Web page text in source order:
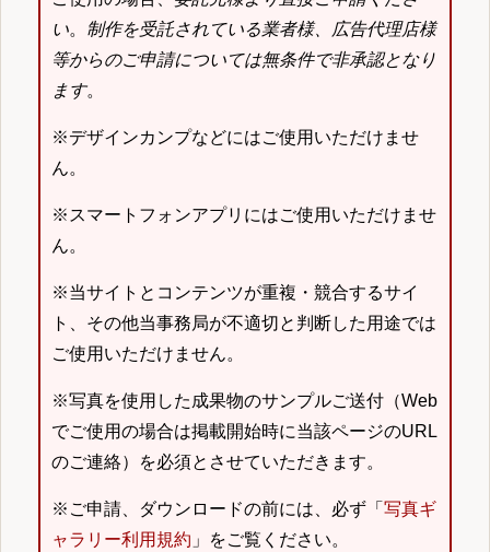
い。 制作を受託されている業者様、広告代理店様
等からのご申請については無条件で非承認となり
ます。
※デザインカンプなどにはご使用いただけませ
ん。
※スマートフォンアプリにはご使用いただけませ
ん。
※当サイトとコンテンツが重複・競合するサイ
ト、その他当事務局が不適切と判断した用途では
ご使用いただけません。
※写真を使用した成果物のサンプルご送付（Web
でご使用の場合は掲載開始時に当該ページのURL
のご連絡）を必須とさせていただきます。
※ご申請、ダウンロードの前には、必ず「 写真ギ
ャラリー利用規約 」をご覧ください。